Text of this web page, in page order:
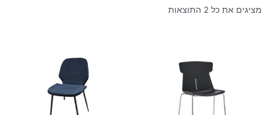
מציגים את כל ⁦2⁩ התוצאות
יש
מספר
סוגים.
ניתן
סוגים.
ניתן